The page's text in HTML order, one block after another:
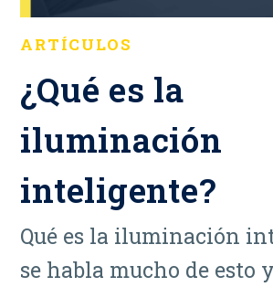
ARTÍCULOS
¿Qué es la
iluminación
inteligente?
Qué es la iluminación
se habla mucho de esto